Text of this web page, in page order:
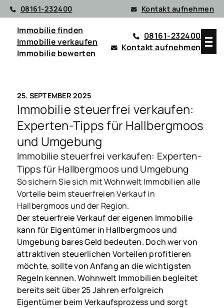
08161-232400 Kontakt aufnehmen
Immobilie finden
Immobilie verkaufen
Immobilie bewerten
08161-232400
Kontakt aufnehmen
25. SEPTEMBER 2025
Immobilie steuerfrei verkaufen:
Experten-Tipps für Hallbergmoos
und Umgebung
Immobilie steuerfrei verkaufen: Experten-
Tipps für Hallbergmoos und Umgebung
So sichern Sie sich mit Wohnwelt Immobilien alle
Vorteile beim steuerfreien Verkauf in
Hallbergmoos und der Region.
Der steuerfreie Verkauf der eigenen Immobilie
kann für Eigentümer in Hallbergmoos und
Umgebung bares Geld bedeuten. Doch wer von
attraktiven steuerlichen Vorteilen profitieren
möchte, sollte von Anfang an die wichtigsten
Regeln kennen. Wohnwelt Immobilien begleitet
bereits seit über 25 Jahren erfolgreich
Eigentümer beim Verkaufsprozess und sorgt